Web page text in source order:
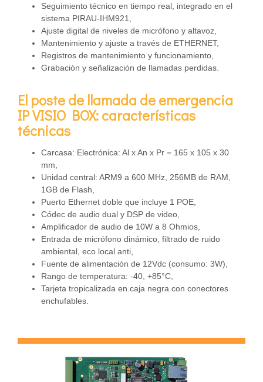
Seguimiento técnico en tiempo real, integrado en el
sistema PIRAU-IHM921,
Ajuste digital de niveles de micrófono y altavoz,
Mantenimiento y ajuste a través de ETHERNET,
Registros de mantenimiento y funcionamiento,
Grabación y señalización de llamadas perdidas.
El poste de llamada de emergencia
IP VISIO BOX: características
técnicas
Carcasa: Electrónica: Al x An x Pr = 165 x 105 x 30
mm,
Unidad central: ARM9 a 600 MHz, 256MB de RAM,
1GB de Flash,
Puerto Ethernet doble que incluye 1 POE,
Códec de audio dual y DSP de video,
Amplificador de audio de 10W a 8 Ohmios,
Entrada de micrófono dinámico, filtrado de ruido
ambiental, eco local anti,
Fuente de alimentación de 12Vdc (consumo: 3W),
Rango de temperatura: -40, +85°C,
Tarjeta tropicalizada en caja negra con conectores
enchufables.